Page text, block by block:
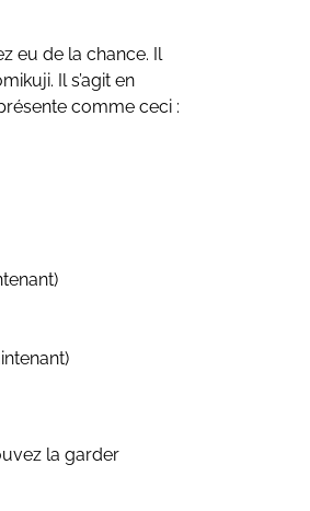
eu de la chance. Il
Il s’agit en
comme ceci :
la garder